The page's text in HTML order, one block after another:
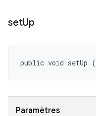
setUp
public void setUp (
Paramètres